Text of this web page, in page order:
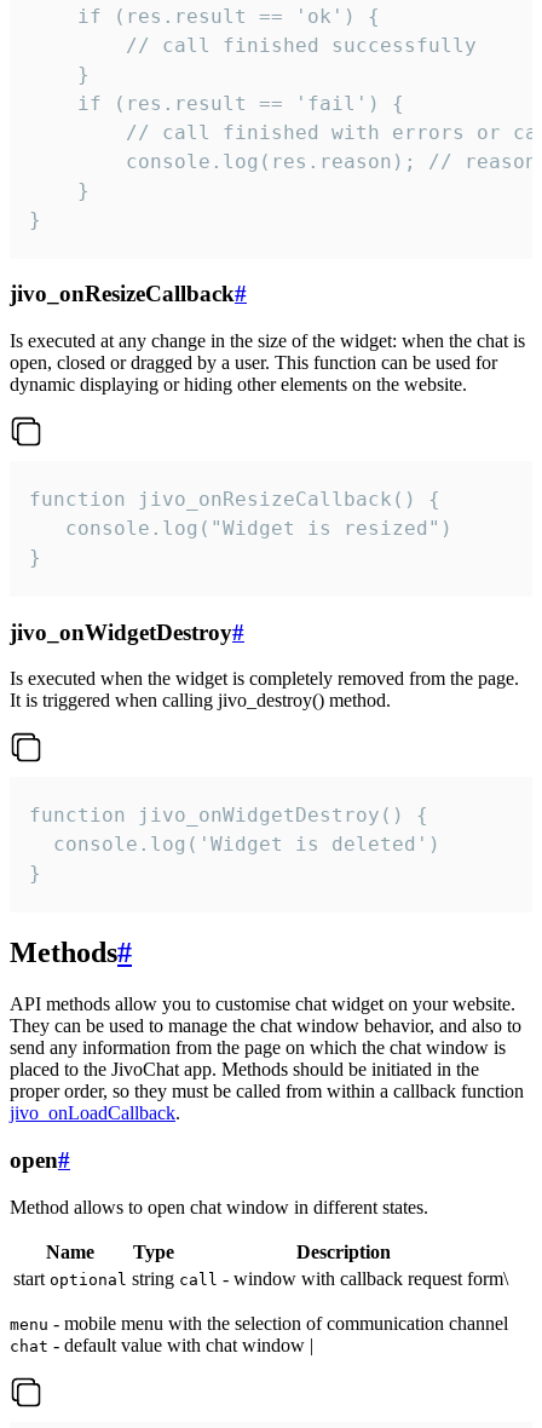
    if (res.result == 'ok') {
        // call finished successfully
    }
    if (res.result == 'fail') {
// call finished with errors or
console.log(res.reason); //
    }
}
jivo_onResizeCallback#
Is executed at any change in the size of the widget: when the chat is
open, closed or dragged by a user. This function can be used for
dynamic displaying or hiding other elements on the website.
function jivo_onResizeCallback() {
   console.log("Widget is resized")
}
jivo_onWidgetDestroy#
Is executed when the widget is completely removed from the page.
It is triggered when calling jivo_destroy() method.
function jivo_onWidgetDestroy() {
  console.log('Widget is deleted')
}
Methods#
API methods allow you to customise chat widget on your website.
They can be used to manage the chat window behavior, and also to
send any information from the page on which the chat window is
placed to the JivoChat app. Methods should be initiated in the
proper order, so they must be called from within a callback function
jivo_onLoadCallback.
open#
Method allows to open chat window in different states.
Name Type
Description
start optional string call - window with callback request form\
menu - mobile menu with the selection of communication channel
chat - default value with chat window |